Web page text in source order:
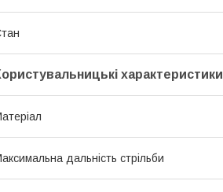
характеристики
дальність стрільби